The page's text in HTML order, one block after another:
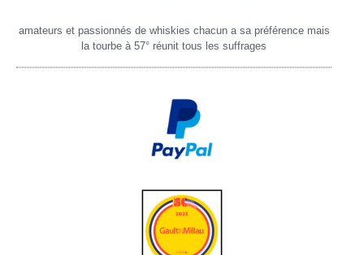
amateurs et passionnés de whiskies chacun a sa préférence mais
la tourbe à 57° réunit tous les suffrages